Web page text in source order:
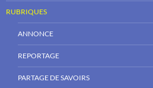
RUBRIQUES
ANNONCE
REPORTAGE
PARTAGE DE SAVOIRS